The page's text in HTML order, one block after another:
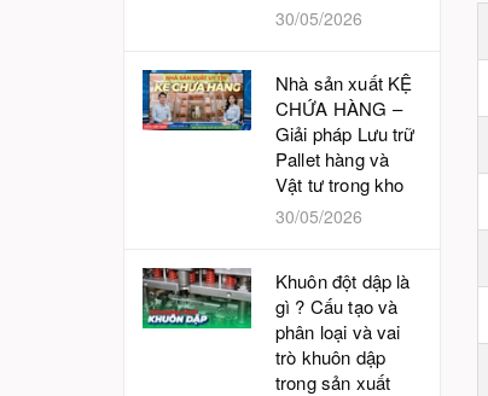
30/05/2026
Nhà sản xuất KỆ
CHỨA HÀNG –
Giải pháp Lưu trữ
Pallet hàng và
Vật tư trong kho
30/05/2026
Khuôn đột dập là
gì ? Cấu tạo và
phân loại và vai
trò khuôn dập
trong sản xuất